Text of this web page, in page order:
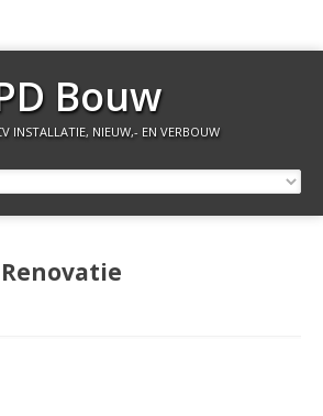
Bouw
INSTALLATIE, NIEUW,- EN VERBOUW